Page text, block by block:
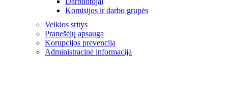
Komisijos ir darbo grupės
Veiklos sritys
Pranešėjų apsauga
Korupcijos prevencija
Administracinė informacija